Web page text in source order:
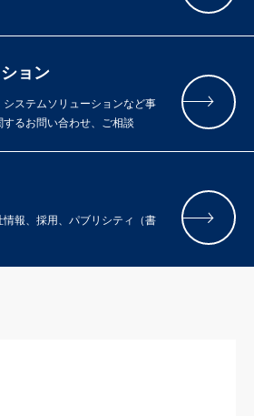
ョン
ステムソリューションなど事
るお問い合わせ、ご相談
情報、採用、パブリシティ（書